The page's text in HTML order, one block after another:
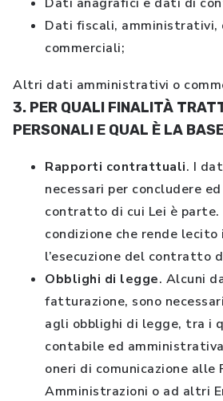
Dati fiscali, amministrativi,
commerciali;
Altri dati amministrativi o
3. PER QUALI FINALITÀ
PERSONALI E QUAL È LA
Rapporti contrattuali. I
necessari per concludere
contratto di cui Lei è parte.
condizione che rende
l’esecuzione del contratto
Obblighi di legge. Alcuni
fatturazione, sono
agli obblighi di legge, tra i
contabile ed
oneri di comunicazione alle
Amministrazioni o ad altri